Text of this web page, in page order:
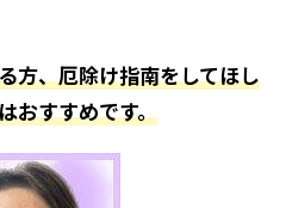
方、厄除け指南をしてほし
おすすめです。